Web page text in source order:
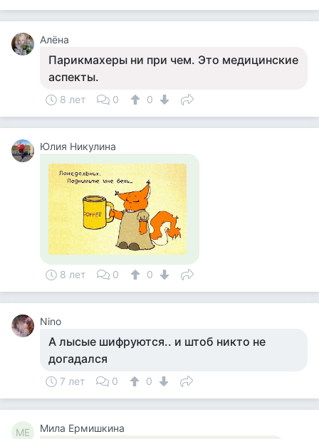
Алёна
Парикмахеры ни при чем. Это медицинские
аспекты.
8 лет 0 0
Юлия Никулина
8 лет 0 0
Nino
А лысые шифруются.. и штоб никто не
догадался
7 лет 0 0
МЕ Мила Ермишкина